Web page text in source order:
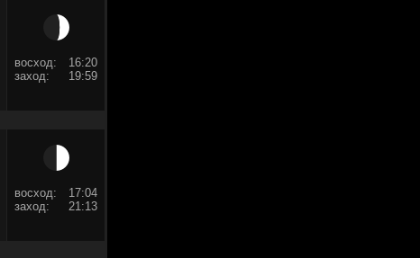
восход:
16:20
заход:
19:59
восход:
17:04
заход:
21:13